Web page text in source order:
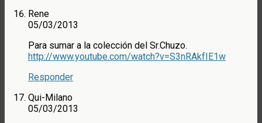
Rene
05/03/2013
Para sumar a la colección del Sr.Chuzo.
http://www.youtube.com/watch?v=S3nRAkfIE1w
Responder
Qui-Milano
05/03/2013